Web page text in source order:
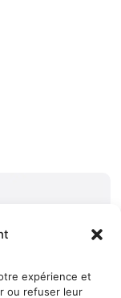
expérience et
ou refuser leur
HELLO